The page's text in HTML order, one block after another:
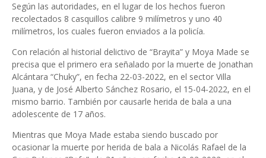
Según las autoridades, en el lugar de los hechos fueron
recolectados 8 casquillos calibre 9 milímetros y uno 40
milímetros, los cuales fueron enviados a la policía.
Con relación al historial delictivo de “Brayita” y Moya Made se
precisa que el primero era señalado por la muerte de Jonathan
Alcántara “Chuky”, en fecha 22-03-2022, en el sector Villa
Juana, y de José Alberto Sánchez Rosario, el 15-04-2022, en el
mismo barrio. También por causarle herida de bala a una
adolescente de 17 años.
Mientras que Moya Made estaba siendo buscado por
ocasionar la muerte por herida de bala a Nicolás Rafael de la